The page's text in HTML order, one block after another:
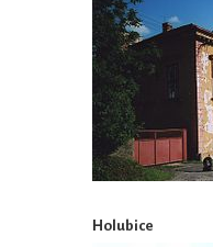
Holubice